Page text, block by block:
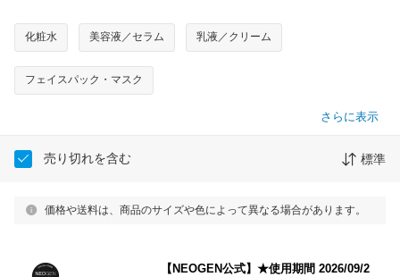
化粧水 美容液／セラム 乳液／クリーム
フェイスパック・マスク
さらに表示
売り切れを含む 標準
価格や送料は、商品のサイズや色によって異なる場合があります。
【NEOGEN公式】★使用期間 2026/09/2